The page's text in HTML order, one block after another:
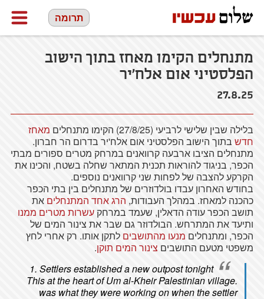
תרומה
מתנחלים הקימו מאחז בתוך הישוב
הפלסטיני אום אלח'יר
27.8.25
בלילה שבין שלישי לרביעי (27/8/25) הקימו מתנחלים
מאחז
חדשבתוך הישוב הפלסטיני אום אלח'יר בדרום הר חברון.
מתנחלים הציבו ארבעה קרוואנים במרחק מטרים ספורים מבתי
הכפר, בניגוד להוראות תכנית המתאר שחלה בשטח, והכינו את
הקרקע להצבה של לפחות שני קרוואנים נוספים.
בחודש האחרון עבדו בולדוזרים של מתנחלים בין בתי הכפר
כהכנה למאחז. במהלך העבודות, הרג אחד המתנחלים את
תושב הכפר עודה הדאלין, שעמד במרחק עשרות מטרים ממנו
ותיעד את המתרחש. הבולדוזר גם שבר את צינור המים של
הכפר, ומתנחלים מנעו מהתושבים לתקן אותו. רק אחרי לחץ
משפטי מטעם התושבים צינור המים תוקן.
1. Settlers established a new outpost tonight
at the heart of Um al-Kheir Palestinian village.
This
was what they were working on when the settler